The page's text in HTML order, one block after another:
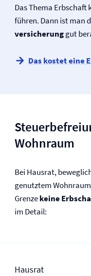
Das Thema
führen. Dann ist man
versicherunggut
Das kostet eine
Wohnraum
Bei Hausrat,
genutztem
Grenzekeine
im Detail:
Hausrat